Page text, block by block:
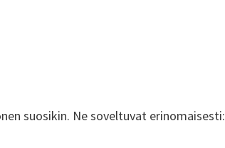
suosikin. Ne soveltuvat erinomaisesti: